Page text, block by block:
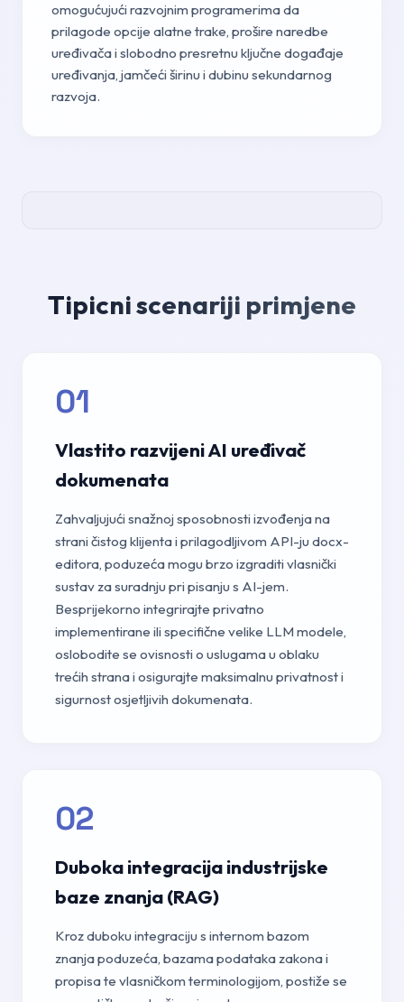
omogućujući razvojnim programerima da
prilagode opcije alatne trake, prošire naredbe
uređivača i slobodno presretnu ključne događaje
uređivanja, jamčeći širinu i dubinu sekundarnog
razvoja.
Tipicni scenariji primjene
01
Vlastito razvijeni AI uređivač
dokumenata
Zahvaljujući snažnoj sposobnosti izvođenja na
strani čistog klijenta i prilagodljivom API-ju docx-
editora, poduzeća mogu brzo izgraditi vlasnički
sustav za suradnju pri pisanju s AI-jem.
Besprijekorno integrirajte privatno
implementirane ili specifične velike LLM modele,
oslobodite se ovisnosti o uslugama u oblaku
trećih strana i osigurajte maksimalnu privatnost i
sigurnost osjetljivih dokumenata.
02
Duboka integracija industrijske
baze znanja (RAG)
Kroz duboku integraciju s internom bazom
znanja poduzeća, bazama podataka zakona i
propisa te vlasničkom terminologijom, postiže se